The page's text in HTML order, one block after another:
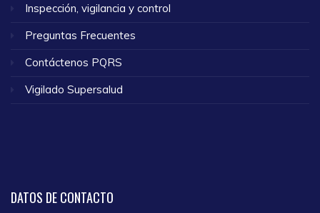
Inspección, vigilancia y control
Preguntas Frecuentes
Contáctenos PQRS
Vigilado Supersalud
DATOS DE CONTACTO